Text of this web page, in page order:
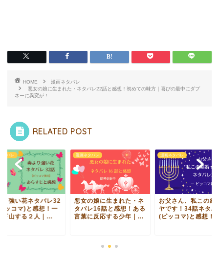
HOME
漫画ネタバレ
悪女の娘に生まれた・ネタバレ22話と感想！初めての味方｜喜びの最中にダプ
ネーに異変が！
RELATED POST
タバレ
り強い花ネタバレ32
ッコマ)と感想！一
下山する２人｜...
漫画ネタバレ
悪女の娘に生まれた・ネ
タバレ16話と感想！ある
言葉に反応する少年｜...
漫画ネタバレ
お父さん、私この結
ヤです！34話ネタバ
(ピッコマ)と感想！